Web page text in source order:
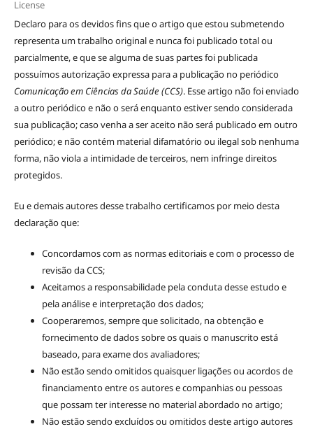
License
Declaro para os devidos fins que o artigo que estou submetendo
representa um trabalho original e nunca foi publicado total ou
parcialmente, e que se alguma de suas partes foi publicada
possuímos autorização expressa para a publicação no periódico
Comunicação em Ciências da Saúde (CCS). Esse artigo não foi enviado
a outro periódico e não o será enquanto estiver sendo considerada
sua publicação; caso venha a ser aceito não será publicado em outro
periódico; e não contém material difamatório ou ilegal sob nenhuma
forma, não viola a intimidade de terceiros, nem infringe direitos
protegidos.
Eu e demais autores desse trabalho certificamos por meio desta
declaração que:
Concordamos com as normas editoriais e com o processo de
revisão da CCS;
Aceitamos a responsabilidade pela conduta desse estudo e
pela análise e interpretação dos dados;
Cooperaremos, sempre que solicitado, na obtenção e
fornecimento de dados sobre os quais o manuscrito está
baseado, para exame dos avaliadores;
Não estão sendo omitidos quaisquer ligações ou acordos de
financiamento entre os autores e companhias ou pessoas
que possam ter interesse no material abordado no artigo;
Não estão sendo excluídos ou omitidos deste artigo autores